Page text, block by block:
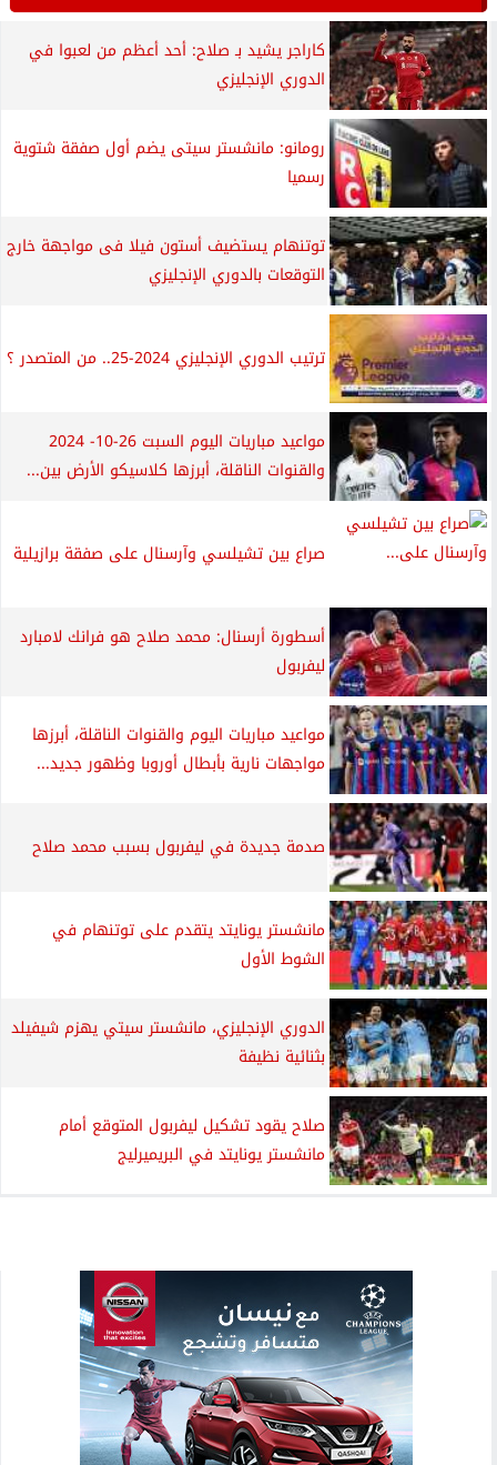
كاراجر يشيد بـ صلاح: أحد أعظم من لعبوا في
الدوري الإنجليزي
رومانو: مانشستر سيتى يضم أول صفقة شتوية
رسميا
توتنهام يستضيف أستون فيلا فى مواجهة خارج
التوقعات بالدوري الإنجليزي
ترتيب الدوري الإنجليزي 2024-25.. من المتصدر ؟
مواعيد مباريات اليوم السبت 26-10- 2024
والقنوات الناقلة، أبرزها كلاسيكو الأرض بين...
صراع بين تشيلسي وآرسنال على صفقة برازيلية
أسطورة أرسنال: محمد صلاح هو فرانك لامبارد
ليفربول
مواعيد مباريات اليوم والقنوات الناقلة، أبرزها
مواجهات نارية بأبطال أوروبا وظهور جديد...
صدمة جديدة في ليفربول بسبب محمد صلاح
مانشستر يونايتد يتقدم على توتنهام في
الشوط الأول
الدوري الإنجليزي، مانشستر سيتي يهزم شيفيلد
بثنائية نظيفة
صلاح يقود تشكيل ليفربول المتوقع أمام
مانشستر يونايتد في البريميرليج